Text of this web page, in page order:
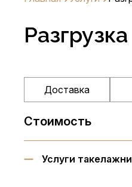
Доставка
Стоимость
Услуги